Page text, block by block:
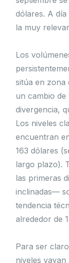
dólares. A
la muy
Los
sitúa en zona
un cambio
divergencia,
Los niveles
encuentran
163 dólares
largo plazo).
las primeras
inclinadas—
tendencia
alrededor de
Para ser
niveles